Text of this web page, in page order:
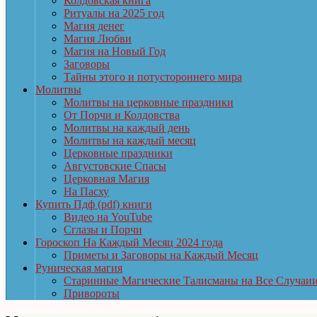
Ритуалы на 2025 год
Магия денег
Магия Любви
Магия на Новый Год
Заговоры
Тайны этого и потустороннего мира
Молитвы
Молитвы на церковные праздники
От Порчи и Колдовства
Молитвы на каждый день
Молитвы на каждый месяц
Церковные праздники
Августовские Спасы
Церковная Магия
На Пасху
Купить Пдф (pdf) книги
Видео на YouTube
Сглазы и Порчи
Гороскоп На Каждый Месяц 2024 года
Приметы и Заговоры на Каждый Месяц
Руническая магия
Старинные Магические Талисманы на Все
Привороты